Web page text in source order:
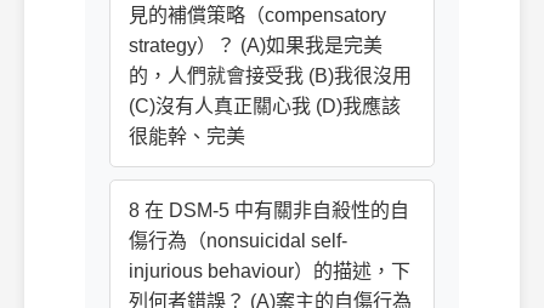
見的補償策略（compensatory
strategy）？ (A)如果我是完美
的，人們就會接受我 (B)我很沒用
(C)沒有人真正關心我 (D)我應該
很能幹、完美
8 在 DSM-5 中有關非自殺性的自
傷行為（nonsuicidal self-
injurious behaviour）的描述，下
列何者錯誤？ (A)案主的自傷行為